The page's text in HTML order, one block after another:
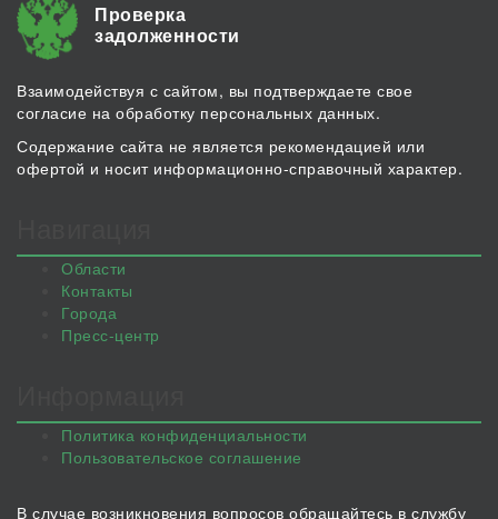
Проверка
задолженности
Взаимодействуя с сайтом, вы подтверждаете свое
согласие на обработку персональных данных.
Содержание сайта не является рекомендацией или
офертой и носит информационно-справочный характер.
Области
Контакты
Города
Пресс-центр
Политика конфиденциальности
Пользовательское соглашение
В случае возникновения вопросов обращайтесь в службу